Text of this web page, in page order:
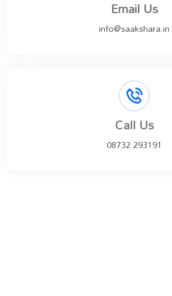
Email Us
info@saakshara.in
Call Us
08732 293191